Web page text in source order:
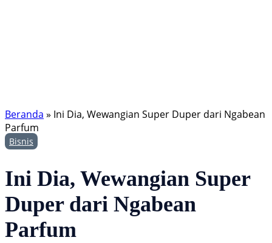
Beranda » Ini Dia, Wewangian Super Duper dari Ngabean
Parfum
Bisnis
Ini Dia, Wewangian Super
Duper dari Ngabean
Parfum